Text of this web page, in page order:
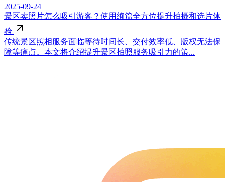
2025-09-24
景区卖照片怎么吸引游客？使用绚篇全方位提升拍摄和选片体
验
传统景区照相服务面临等待时间长、交付效率低、版权无法保
障等痛点。本文将介绍提升景区拍照服务吸引力的策...